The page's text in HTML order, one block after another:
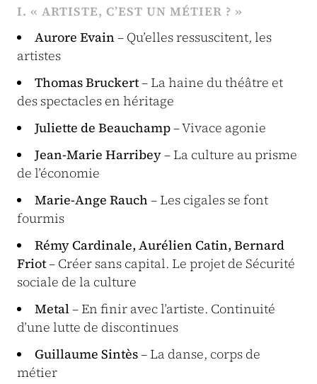
I. « ARTISTE, C’EST UN MÉTIER ? »
Aurore Evain – Qu’elles ressuscitent, les
artistes
Thomas Bruckert– La haine du théâtre et
des spectacles en héritage
Juliette de Beauchamp– Vivace agonie
Jean-Marie Harribey– La culture au prisme
de l’économie
Marie-Ange Rauch – Les cigales se font
fourmis
Rémy Cardinale, Aurélien Catin, Bernard
Friot– Créer sans capital. Le projet de Sécurité
sociale de la culture
Metal– En finir avec l’artiste. Continuité
d’une lutte de discontinues
Guillaume Sintès– La danse, corps de
métier